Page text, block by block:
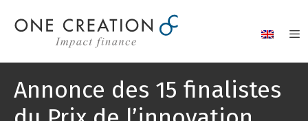
Annonce des 15 finalistes